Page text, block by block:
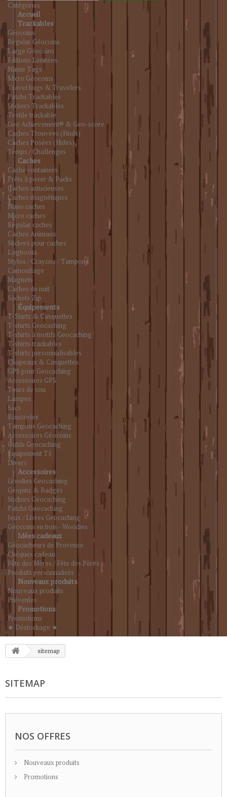
Catégories
Accueil
Trackables
Géocoins
Regular Géocoins
Large Géocoins
Editions Limitées
Name Tags
Micro Géocoins
Travel bugs & Travelers
Patchs Trackables
Stickers Trackables
Textile trackable
Geo Achievement® & Geo-score
Caches Trouvées (Finds)
Caches Posées (Hides)
Temps / Challenges
Caches
Cache containers
Prêts à poser & Packs
Caches astucieuses
Caches magnétiques
Nano caches
Micro caches
Regular caches
Caches Animaux
Stickers pour caches
Logbooks
Stylos / Crayons / Tampons
Camouflage
Magnets
Caches de nuit
Sachets Zip
Équipements
T-Shirts & Casquettes
T-shirts Geocaching
T-shirts à motifs Geocaching
T-shirts trackables
T-shirts personnalisables
Chapeaux & Casquettes
GPS pour Geocaching
Accessoires GPS
Tours de cou
Lampes
Sacs
Boussoles
Tampons Geocaching
Accessoires Géocoins
Outils Geocaching
Équipement T5
Divers
Accessoires
Goodies Geocaching
Géopins & Badges
Stickers Geocaching
Patchs Geocaching
Jeux / Livres Geocaching
Géocoins en bois - Woodies
Idées cadeaux
Géocacheurs de Provence
Chèques cadeau
Fête des Mères / Fête des Pères
Produits personnalisés
Nouveaux produits
Nouveaux produits
Préventes
Promotions
Promotions
★ Déstockage ★
sitemap
SITEMAP
NOS OFFRES
Nouveaux produits
Promotions